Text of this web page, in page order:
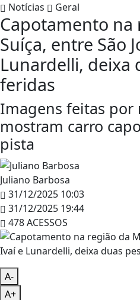
Notícias Geral
Capotamento na
Suíça, entre São
Lunardelli, deixa
feridas
Imagens feitas por
mostram carro
pista
Juliano Barbosa
31/12/2025 10:03
31/12/2025 19:44
478 ACESSOS
A-
A+